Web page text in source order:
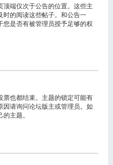
顶端仅次于公告的位置。这些主
时的阅读这些帖子。和公告一
您是否有被管理员授予足够的权
票也都结束。主题的锁定可能有
因请询问论坛版主或管理员。如
主题。